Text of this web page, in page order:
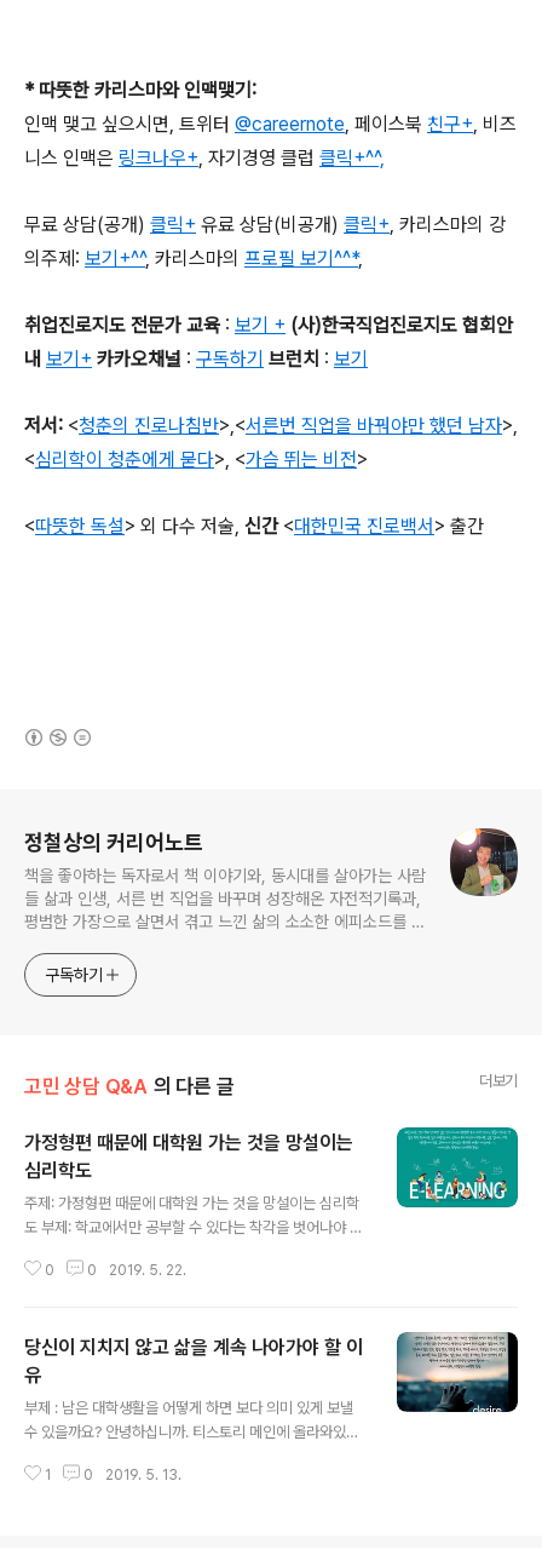
* 따뜻한 카리스마와 인맥맺기 :
인맥 맺고 싶으시면, 트위터 @careernote, 페이스북 친구+, 비즈
니스 인맥은 링크나우+, 자기경영 클럽 클릭+^^,
무료 상담(공개) 클릭+ 유료 상담(비공개) 클릭+, 카리스마의 강
의주제 : 보기+^^, 카리스마의 프로필 보기^^*,
취업진로지도 전문가 교육 : 보기 + (사)한국직업진로지도 협회안
내 보기+ 카카오채널 : 구독하기 브런치 : 보기
저서 : <청춘의 진로나침반>,<서른번 직업을 바꿔야만 했던 남자>,
<심리학이 청춘에게 묻다>, <가슴 뛰는 비전>
<따뜻한 독설> 외 다수 저술, 신간 <대한민국 진로백서> 출간
정철상의 커리어노트
책을 좋아하는 독자로서 책 이야기와, 동시대를 살아가는 사람
들 삶과 인생, 서른 번 직업을 바꾸며 성장해온 자전적기록과,
평범한 가장으로 살면서 겪고 느낀 삶의 소소한 에피소드를 전
고픈 커리어코치, 유튜브: 정교수의 인생수업
구독하기
고민 상담 Q&A 의 다른 글 더보기
가정형편 때문에 대학원 가는 것을 망설이는
심리학도
주제: 가정형편 때문에 대학원 가는 것을 망설이는 심리학
도 부제: 학교에서만 공부할 수 있다는 착각을 벗어나야 주
학과 4학년에 재학중인 남학생입니다. 현재 졸업연기를 한
도우미6개월, 학부생 때 쓴 영어논문 1편 전공이 심리학과
이다 보니 아무래도 대학원에 큰 관심을 두고 있었습니다.
세부전공은 산업심리 쪽으로 하여 HR컨설팅업체나 연구
소 쪽으로의 취업을 생각하고 있었습니다. 역량개발쪽이나
런데 아무래도 대학원진학이 추가적으로 등록금이 들어가
0 0 2019. 5. 22.
당신이 지치지 않고 삶을 계속 나아가야 할 이
유
부제 : 남은 대학생활을 어떻게 하면 보다 의미 있게 보낼
수 있을까요? 안녕하십니까. 티스토리 메인에 올라와있던
을 드리게 되었습니다. 저는 대학교 졸업을 1년 정도 앞두
1 0 2019. 5. 13.